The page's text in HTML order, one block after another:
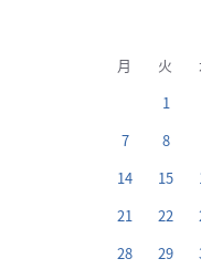
月
火
1
7
8
14
15
21
22
28
29